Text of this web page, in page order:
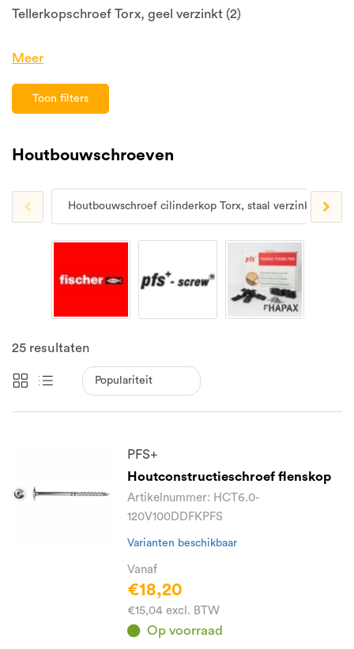
Tellerkopschroef Torx, geel verzinkt (2)
Meer
Toon filters
Houtbouwschroeven
Houtbouwschroef cilinderkop Torx, staal verzinkt
25 resultaten
PFS+
Houtconstructieschroef flenskop
Artikelnummer: HCT6.0-
120V100DDFKPFS
Varianten beschikbaar
Vanaf
€18,20
€15,04 excl. BTW
Op voorraad